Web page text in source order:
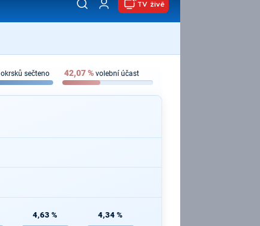
TV živě
okrsků sečteno 42,07% volební účast
4,63 % 4,34 %